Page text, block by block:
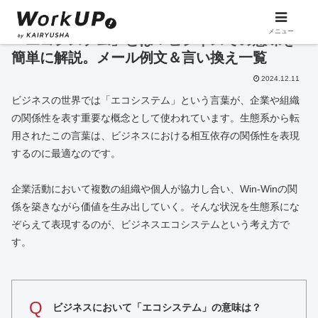
「エコシステム」とは？ビジネスでの意味を
簡単に解説。メール例文＆言い換え一覧
2024.12.11
ビジネスの世界では「エコシステム」という言葉が、企業や組織
の関係性を表す重要な概念として使われています。生態系から転
用されたこの言葉は、ビジネスにおける相互依存の関係性を表現
するのに最適なのです。
企業活動において複数の組織や個人が協力し合い、Win-Winの関
係を築きながら価値を生み出していく。そんな状況を生態系にな
ぞらえて表現するのが、ビジネスエコシステムという考え方で
す。
Q ビジネスにおいて「エコシステム」の意味は？
メニュー